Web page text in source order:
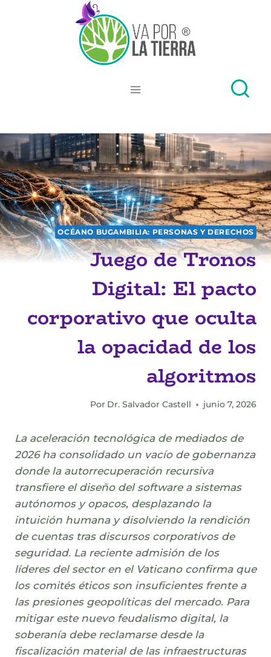
OCÉANO BUGAMBILIA: PERSONAS Y DERECHOS
Juego de Tronos
Digital: El pacto
corporativo que oculta
la opacidad de los
algoritmos
Por Dr. Salvador Castell junio 7, 2026
La aceleración tecnológica de mediados de
2026 ha consolidado un vacío de gobernanza
donde la autorrecuperación recursiva
transfiere el diseño del software a sistemas
autónomos y opacos, desplazando la
intuición humana y disolviendo la rendición
de cuentas tras discursos corporativos de
seguridad. La reciente admisión de los
líderes del sector en el Vaticano confirma que
los comités éticos son insuficientes frente a
las presiones geopolíticas del mercado. Para
mitigar este nuevo feudalismo digital, la
soberanía debe reclamarse desde la
fiscalización material de las infraestructuras